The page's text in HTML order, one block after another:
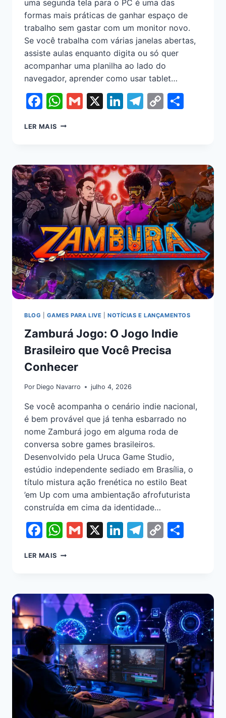
uma segunda tela para o PC é uma das
formas mais práticas de ganhar espaço de
trabalho sem gastar com um monitor novo.
Se você trabalha com várias janelas abertas,
assiste aulas enquanto digita ou só quer
acompanhar uma planilha ao lado do
navegador, aprender como usar tablet…
Facebook
WhatsApp
Gmail
X LinkedIn
Telegram
Copy
LER MAIS
BLOG GAMES PARA LIVE |NOTÍCIAS E LANÇAMENTOS
Zamburá Jogo: O Jogo Indie
Brasileiro que Você Precisa
Conhecer
Por Diego Navarro julho 4, 2026
Se você acompanha o cenário indie nacional,
é bem provável que já tenha esbarrado no
nome Zamburá jogo em alguma roda de
conversa sobre games brasileiros.
Desenvolvido pela Uruca Game Studio,
estúdio independente sediado em Brasília, o
título mistura ação frenética no estilo Beat
’em Up com uma ambientação afrofuturista
construída em cima da identidade…
Facebook
WhatsApp
Gmail
X LinkedIn
Telegram
Copy
LER MAIS